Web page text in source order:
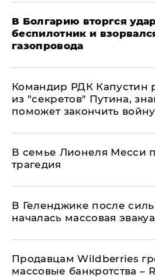
В Болгарию вторгся
беспилотник и
газопровода
Командир РДК Капустин
из "секретов" Путина,
поможет закончить войну
В семье Лионеля Месси
трагедия
В Геленджике после
началась массовая
Продавцам Wildberries
массовые банкротства –